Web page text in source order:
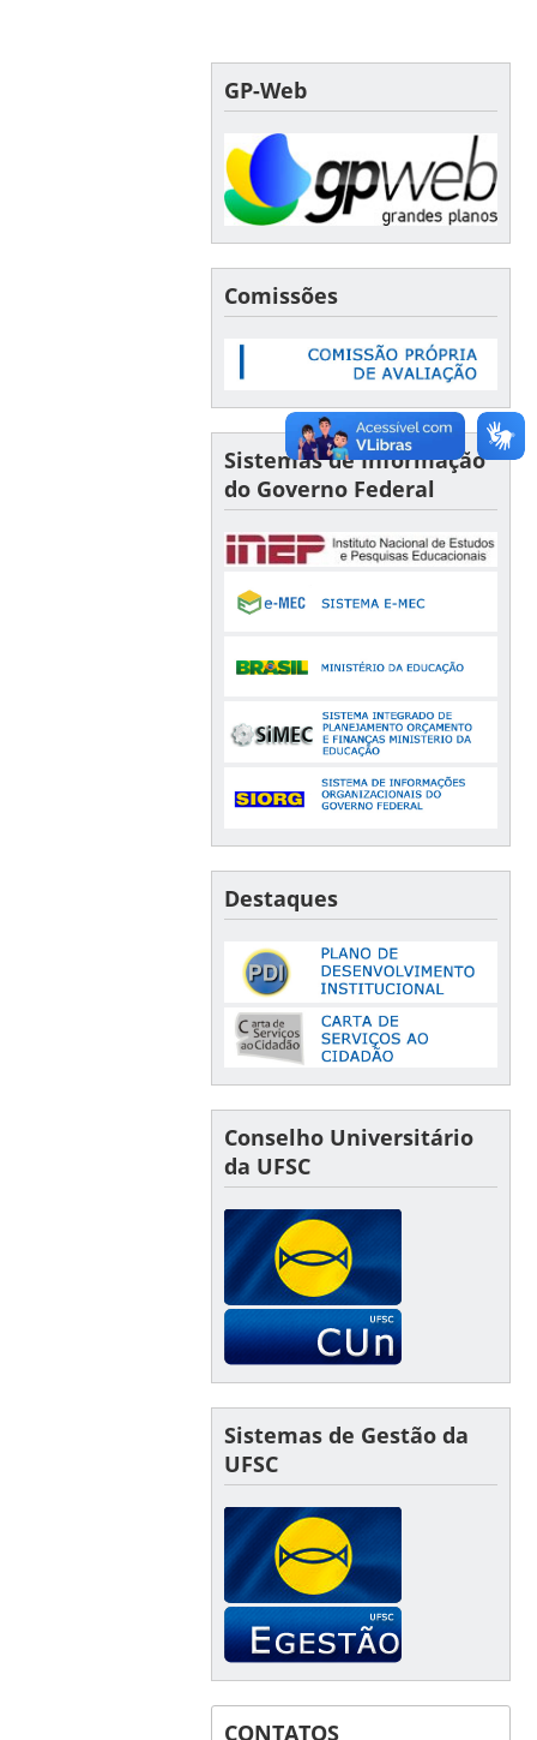
GP-Web
Comissões
Sistemas de Informação
do Governo Federal
Destaques
Conselho Universitário
da UFSC
Sistemas de Gestão da
UFSC
CONTATOS